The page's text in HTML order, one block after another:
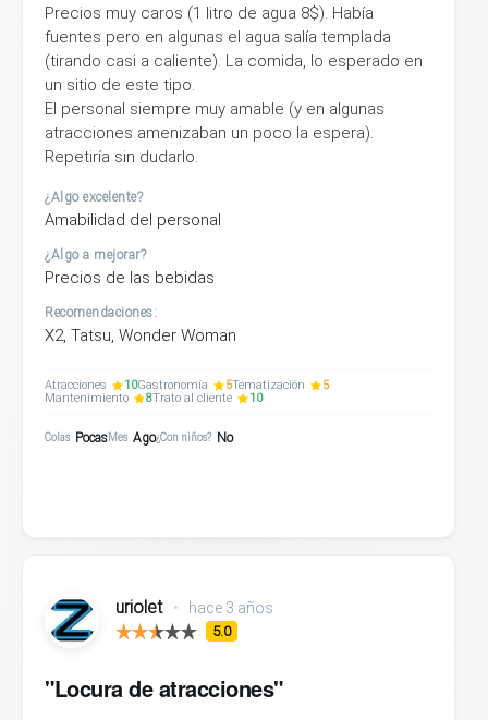
Precios muy caros (1 litro de agua 8$). Había
fuentes pero en algunas el agua salía templada
(tirando casi a caliente). La comida, lo esperado en
un sitio de este tipo.
El personal siempre muy amable (y en algunas
atracciones amenizaban un poco la espera).
Repetiría sin dudarlo.
¿Algo excelente?
Amabilidad del personal
¿Algo a mejorar?
Precios de las bebidas
Recomendaciones:
X2, Tatsu, Wonder Woman
Atracciones 10Gastronomía 5Tematización
5
Mantenimiento
8Trato al cliente 10
Colas PocasMes Ago¿Con niños? No
uriolet • hace 3 años
5.0
"Locura de atracciones"